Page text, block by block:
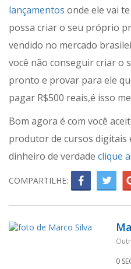
lançamentos onde ele vai
possa criar o seu próprio
vendido no mercado
você não conseguir criar o
pronto e provar para ele
pagar R$500 reais,é isso
Bom agora é com você
produtor de cursos digitais
dinheiro de verdade clique
COMPARTILHE:
0